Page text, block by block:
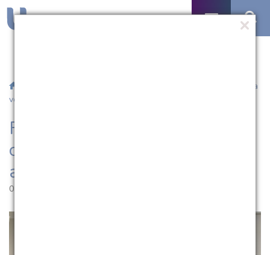
/ Fisioterapia da Católica conta com Liga Acadêmica
voltada ao esporte
Fisioterapia da Católica conta
com Liga Acadêmica voltada
ao esporte
05.12.2022 | 14:11